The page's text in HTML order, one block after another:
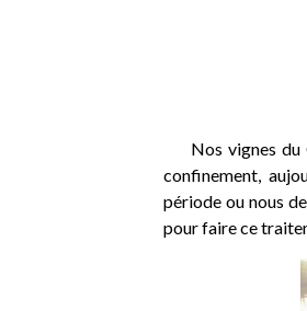
Nos vignes du
confinement,
période ou nous
pour faire ce